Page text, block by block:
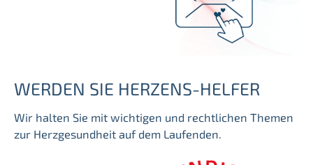
WERDEN SIE HERZENS-HELFER
Wir halten Sie mit wichtigen und rechtlichen Themen
zur Herzgesundheit auf dem Laufenden.